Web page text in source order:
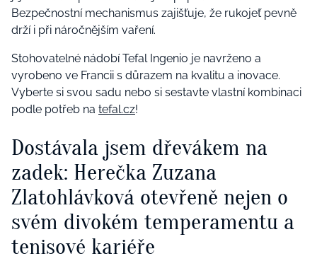
Bezpečnostní mechanismus zajišťuje, že rukojeť pevně
drží i při náročnějším vaření.
Stohovatelné nádobí Tefal Ingenio je navrženo a
vyrobeno ve Francii s důrazem na kvalitu a inovace.
Vyberte si svou sadu nebo si sestavte vlastní kombinaci
podle potřeb na tefal.cz!
Dostávala jsem dřevákem na
zadek: Herečka Zuzana
Zlatohlávková otevřeně nejen o
svém divokém temperamentu a
tenisové kariéře